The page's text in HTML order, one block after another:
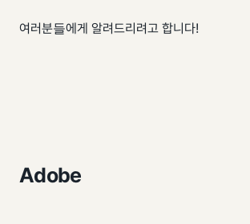
여러분들에게 알려드리려고 합니다!
Adobe